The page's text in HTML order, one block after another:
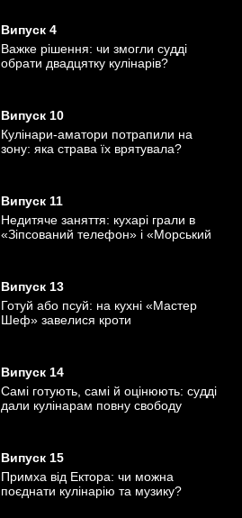
Випуск 4
Важке рішення: чи змогли судді
обрати двадцятку кулінарів?
Випуск 10
Кулінари-аматори потрапили на
зону: яка страва їх врятувала?
Випуск 11
Недитяче заняття: кухарі грали в
«Зіпсований телефон» і «Морський
Випуск 13
Готуй або псуй: на кухні «Мастер
Шеф» завелися кроти
Випуск 14
Самі готують, самі й оцінюють: судді
дали кулінарам повну свободу
Випуск 15
Примха від Ектора: чи можна
поєднати кулінарію та музику?